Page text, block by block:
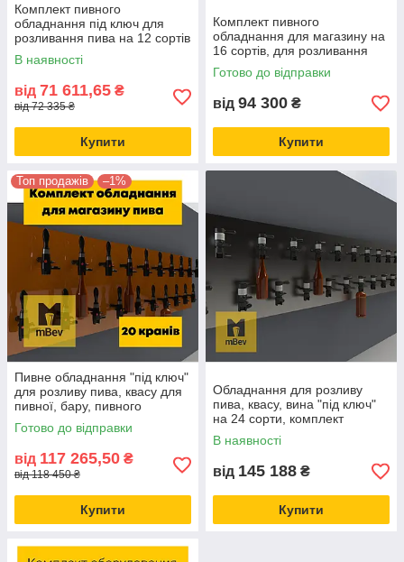
Комплект пивного
обладнання під ключ для
розливання пива на 12 сортів
для пивної, пивного
магазину, бару
В наявності
від 71 611,65 ₴
від 72 335 ₴
Купити
Комплект пивного
обладнання для магазину на
16 сортів, для розливання
пива, квасу, лимонаду, вина,
сидру
Готово до відправки
від 94 300 ₴
Купити
Топ продажів –1%
Пивне обладнання "під ключ"
для розливу пива, квасу для
пивної, бару, пивного
магазину на 20 сортів
Готово до відправки
від 117 265,50 ₴
від 118 450 ₴
Купити
Обладнання для розливу
пива, квасу, вина "під ключ"
на 24 сорти, комплект
пивного обладнання для
пивної
В наявності
від 145 188 ₴
Купити